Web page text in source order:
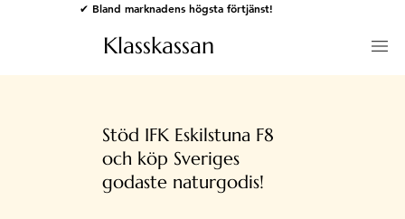
✔ Bland marknadens högsta förtjänst!
Klasskassan
Stöd IFK Eskilstuna F8
och köp Sveriges
godaste naturgodis!